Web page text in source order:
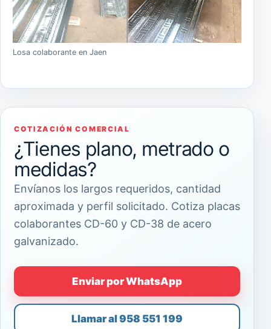
Losa colaborante en Jaen
COTIZACIÓN COMERCIAL
¿Tienes plano, metrado o
medidas?
Envíanos los largos requeridos, cantidad
aproximada y perfil solicitado. Cotiza placas
colaborantes CD-60 y CD-38 de acero
galvanizado.
Enviar por WhatsApp
Llamar al 958 551 199